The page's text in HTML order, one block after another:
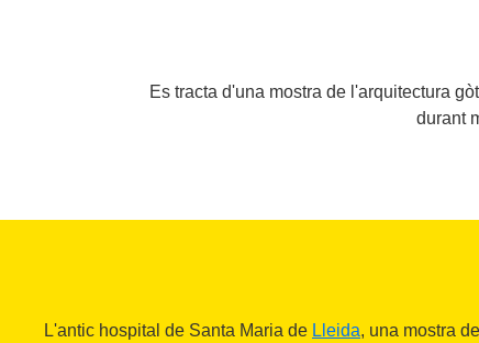
Es tracta d'una mostra de l'arquitectura
durant
L'antic hospital de Santa Maria de Lleida, una mostra